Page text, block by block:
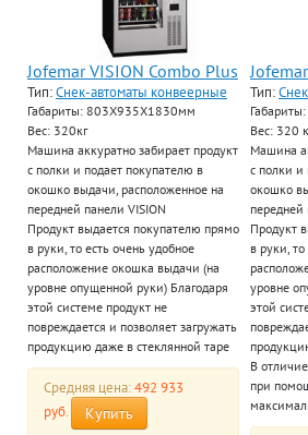
Jofemar VISION Combo Plus
Тип:Снек-автоматы конвеерные
Габариты: 803Х935Х1830мм
Вес: 320кг
Машина аккуратно забирает продукт
с полки и подает покупателю в
окошко выдачи, расположенное на
передней панели VISION
Продукт выдается покупателю прямо
в руки, то есть очень удобное
расположение окошка выдачи (на
уровне опущенной руки) Благодаря
этой системе продукт не
повреждается и позволяет загружать
продукцию даже в стеклянной таре
Средняя цена:492 933
руб.
Купить
Тип:
Вес: 320
Машина
с полки и
окошко
передней
Продукт
в руки,
уровне
этой
В
при